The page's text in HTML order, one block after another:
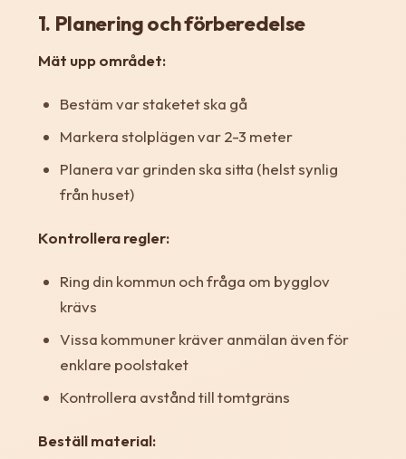
1. Planering och förberedelse
Mät upp området:
Bestäm var staketet ska gå
Markera stolplägen var 2-3 meter
Planera var grinden ska sitta (helst synlig
från huset)
Kontrollera regler:
Ring din kommun och fråga om bygglov
krävs
Vissa kommuner kräver anmälan även för
enklare poolstaket
Kontrollera avstånd till tomtgräns
Beställ material: